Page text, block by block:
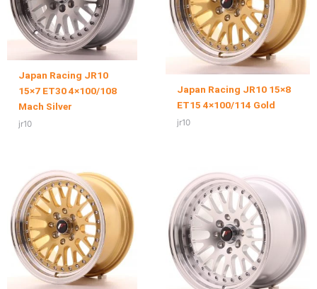
Japan Racing JR10
15×7 ET30 4×100/108
Mach Silver
jr10
Japan Racing JR10 15×8
ET15 4×100/114 Gold
jr10